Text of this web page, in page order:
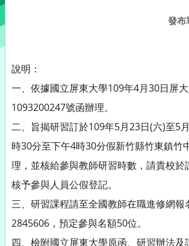
發布
說明：
一、依據國立屏東大學109年4月30日屏
1093200247號函辦理。
二、旨揭研習訂於109年5月23日(六)至5
時30分至下午4時30分假新竹縣竹東鎮竹
理，並核給參與教師研習時數，請貴校於
核予參與人員公假登記。
三、研習課程請至全國教師在職進修網報
2845606，預定參與名額50位。
四、檢附國立屏東大學原函、研習辦法及